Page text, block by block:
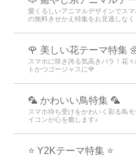
愛くるしいアニマルデザインでス
の無料きせかえ特集をお見逃しなく
🌹 美しい花テーマ特集
スマホに咲き誇る気高きバラ！花
トかつゴージャスに🌹
🦜 かわいい鳥特集 🦜
スマホ待ち受けをかわいく彩る鳥
イコンが心を癒します♪
⭐ Y2Kテーマ特集 ⭐